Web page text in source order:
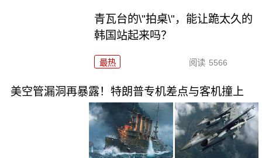
青瓦台的\"拍桌\"，能让跪太久的
韩国站起来吗？
最热 阅读 5566
美空管漏洞再暴露！特朗普专机差点与客机撞上